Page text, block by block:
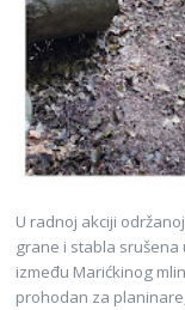
U radnoj akciji
grane i stabla
između Marićkinog
prohodan za